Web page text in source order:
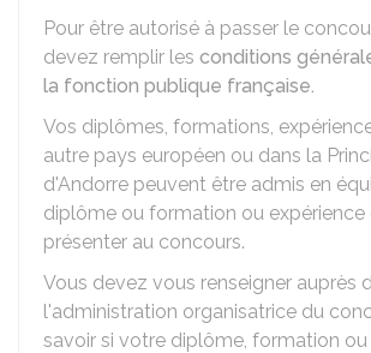
Pour être autorisé à passer le
devez remplir les conditions
la fonction publique française.
Vos diplômes, formations,
autre pays européen ou dans la
d'Andorre peuvent être admis en
diplôme ou formation ou expérience
présenter au concours.
Vous devez vous renseigner auprès
l'administration organisatrice du
savoir si votre diplôme, formation ou